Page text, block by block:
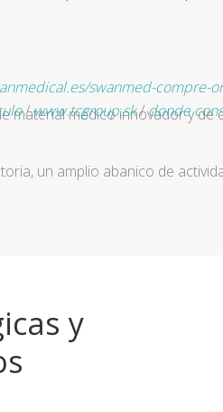
swanmed-compre-
/www.tcgroup.sk/donde
material médico innovador y de
un amplio abanico de
y